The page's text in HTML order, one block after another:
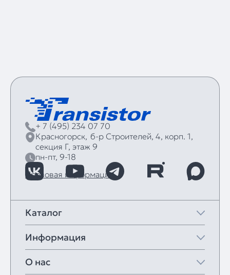
+ 7 (495) 234 07 70
Красногорск, б‑р Строителей, 4, корп. 1,
секция Г, этаж 9
пн-пт, 9-18
Правовая информация
Каталог
Информация
О нас